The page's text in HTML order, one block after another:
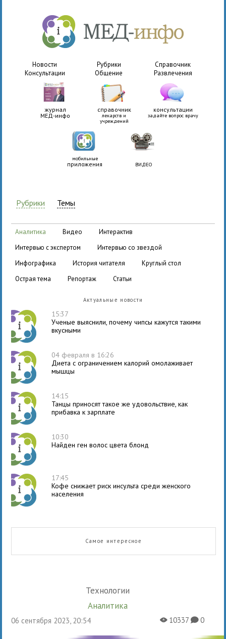
Новости Рубрики
Справочник
Консультации
Общение Развлечения
журнал
МЕД-инфо
справочник
лекарств и
учреждений
консультации
задайте вопрос врачу
мобильные
приложения ВИДЕО
Рубрики Темы
аналитика видео
интерактив
интервью с экспертом
интервью со звездой
инфографика
история читателя
круглый стол
острая тема
репортаж статьи
Актуальные новости
15:37
Ученые выяснили, почему чипсы кажутся такими
вкусными
04 февраля в 16:26
Диета с ограничением калорий омолаживает
мышцы
14:15
Танцы приносят такое же удовольствие, как
прибавка к зарплате
10:30
Найден ген волос цвета блонд
17:45
Кофе снижает риск инсульта среди женского
населения
Самое интересное
Технологии
Аналитика
06 сентября 2023, 20:54 X10337K0